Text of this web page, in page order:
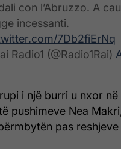
con l’Abruzzo. A
incessanti.
7Db2fiErNq
Radio1 (@Radio1Rai)
i një burri u nxor
pushimeve Nea
pas